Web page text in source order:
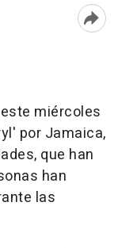
miércoles
por Jamaica,
que han
han
las